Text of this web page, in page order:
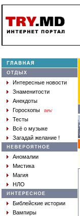
Интересные новости
Знаменитости
Анекдоты
Гороскопы
new
Тесты
Всё о музыке
Загадай желание !
Аномалии
Мистика
Магия
НЛО
Библейские истории
Вампиры